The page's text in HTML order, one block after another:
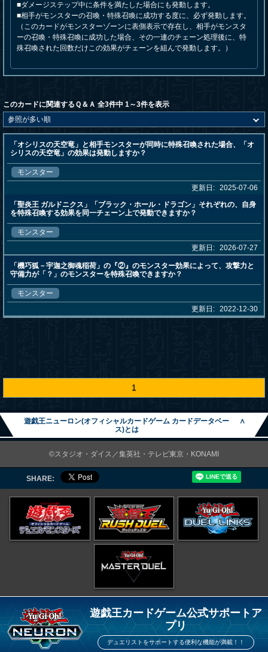
■ダメージステップ中に条件を満たした場合にも発動します。
■相手がモンスターの召喚・特殊召喚に成功する度に、必ず発動します。
（このカードがモンスターゾーンに表側表示で存在し、相手がモンスタ
ーの召喚・特殊召喚に成功した場合、その一連のチェーン処理後に、特
殊召喚された回数だけこの効果がチェーンを組んで発動します。）
このカードに関連するＱ＆Ａ 全3件中 1～3件を表示
「オシリスの天空竜」と相手モンスターが同時に特殊召喚された場合、「オ
シリスの天空竜」の効果は発動しますか？
モンスター
更新日: 2025-07-06
「聖炎王 ガルドニクス」「ブラック・ホール・ドラゴン」それぞれの、自身
を特殊召喚する効果を同一チェーン上で発動できますか？
モンスター
更新日: 2026-07-27
「機巧狐－宇迦之御魂稲荷」の『②』のモンスター効果によって、攻撃力と
守備力が「？」のモンスターを特殊召喚できますか？
モンスター
更新日: 2022-12-30
1
遊戯王ニューロン(オフィシャルカードゲーム カードデータベー
ス)とは
∧
©スタジオ・ダイス／集英社・テレビ東京・KONAMI
SHARE:
遊戯王カードゲーム公式サポートア
プリ
デュエリストをサポートする便利な機能が満載！！